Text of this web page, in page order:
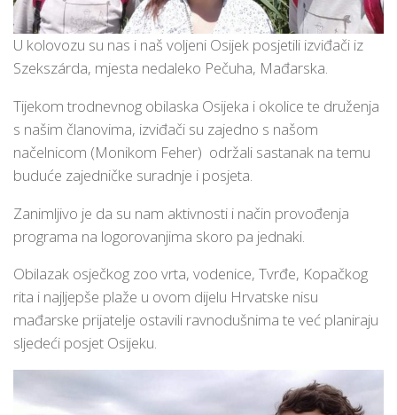
U kolovozu su nas i naš voljeni Osijek posjetili izviđači iz
Szekszárda, mjesta nedaleko Pečuha, Mađarska.
Tijekom trodnevnog obilaska Osijeka i okolice te druženja
s našim članovima, izviđači su zajedno s našom
načelnicom (Monikom Feher) održali sastanak na temu
buduće zajedničke suradnje i posjeta.
Zanimljivo je da su nam aktivnosti i način provođenja
programa na logorovanjima skoro pa jednaki.
Obilazak osječkog zoo vrta, vodenice, Tvrđe, Kopačkog
rita i najljepše plaže u ovom dijelu Hrvatske nisu
mađarske prijatelje ostavili ravnodušnima te već planiraju
sljedeći posjet Osijeku.